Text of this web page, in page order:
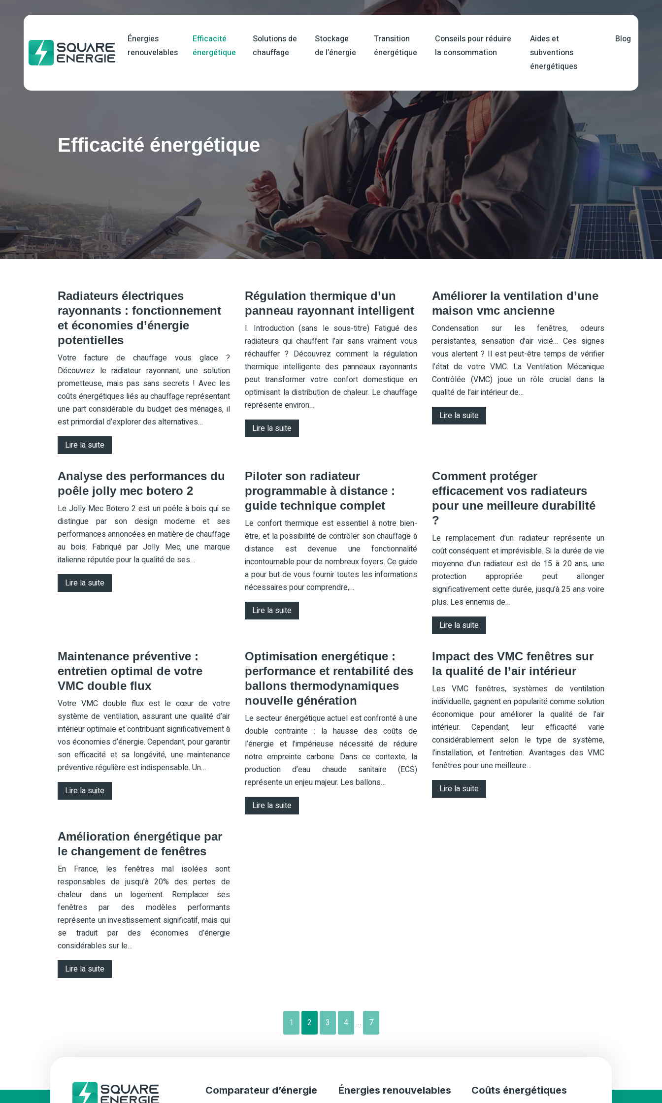
Énergies
renouvelables
Efficacité
énergétique
Solutions de
chauffage
Stockage
de l’énergie
Transition
énergétique
Conseils pour réduire
la consommation
Aides et
subventions
énergétiques
Blog
Efficacité énergétique
Radiateurs électriques
rayonnants : fonctionnement
et économies d’énergie
potentielles
Votre facture de chauffage vous glace ?
Découvrez le radiateur rayonnant, une solution
prometteuse, mais pas sans secrets ! Avec les
coûts énergétiques liés au chauffage représentant
une part considérable du budget des ménages, il
est primordial d’explorer des alternatives…
Lire la suite
Régulation thermique d’un
panneau rayonnant intelligent
I. Introduction (sans le sous-titre) Fatigué des
radiateurs qui chauffent l’air sans vraiment vous
réchauffer ? Découvrez comment la régulation
thermique intelligente des panneaux rayonnants
peut transformer votre confort domestique en
optimisant la distribution de chaleur. Le chauffage
représente environ…
Lire la suite
Améliorer la ventilation d’une
maison vmc ancienne
Condensation sur les fenêtres, odeurs
persistantes, sensation d’air vicié… Ces signes
vous alertent ? Il est peut-être temps de vérifier
l’état de votre VMC. La Ventilation Mécanique
Contrôlée (VMC) joue un rôle crucial dans la
qualité de l’air intérieur de…
Lire la suite
Analyse des performances du
poêle jolly mec botero 2
Le Jolly Mec Botero 2 est un poêle à bois qui se
distingue par son design moderne et ses
performances annoncées en matière de chauffage
au bois. Fabriqué par Jolly Mec, une marque
italienne réputée pour la qualité de ses…
Lire la suite
Piloter son radiateur
programmable à distance :
guide technique complet
Le confort thermique est essentiel à notre bien-
être, et la possibilité de contrôler son chauffage à
distance est devenue une fonctionnalité
incontournable pour de nombreux foyers. Ce guide
a pour but de vous fournir toutes les informations
nécessaires pour comprendre,…
Lire la suite
Comment protéger
efficacement vos radiateurs
pour une meilleure durabilité
?
Le remplacement d’un radiateur représente un
coût conséquent et imprévisible. Si la durée de vie
moyenne d’un radiateur est de 15 à 20 ans, une
protection appropriée peut allonger
significativement cette durée, jusqu’à 25 ans voire
plus. Les ennemis de…
Lire la suite
Maintenance préventive :
entretien optimal de votre
VMC double flux
Votre VMC double flux est le cœur de votre
système de ventilation, assurant une qualité d’air
intérieur optimale et contribuant significativement à
vos économies d’énergie. Cependant, pour garantir
son efficacité et sa longévité, une maintenance
préventive régulière est indispensable. Un…
Lire la suite
Optimisation energétique :
performance et rentabilité des
ballons thermodynamiques
nouvelle génération
Le secteur énergétique actuel est confronté à une
double contrainte : la hausse des coûts de
l’énergie et l’impérieuse nécessité de réduire
notre empreinte carbone. Dans ce contexte, la
production d’eau chaude sanitaire (ECS)
représente un enjeu majeur. Les ballons…
Lire la suite
Impact des VMC fenêtres sur
la qualité de l’air intérieur
Les VMC fenêtres, systèmes de ventilation
individuelle, gagnent en popularité comme solution
économique pour améliorer la qualité de l’air
intérieur. Cependant, leur efficacité varie
considérablement selon le type de système,
l’installation, et l’entretien. Avantages des VMC
fenêtres pour une meilleure…
Lire la suite
Amélioration énergétique par
le changement de fenêtres
En France, les fenêtres mal isolées sont
responsables de jusqu’à 20% des pertes de
chaleur dans un logement. Remplacer ses
fenêtres par des modèles performants
représente un investissement significatif, mais qui
se traduit par des économies d’énergie
considérables sur le…
Lire la suite
1 2 3 4 … 7
Comparateur d’énergie Énergies renouvelables Coûts énergétiques